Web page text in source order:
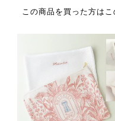
この商品を買った方は